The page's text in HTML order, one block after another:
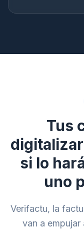
Tus
si lo
uno
Verifactu, la
van a empujar